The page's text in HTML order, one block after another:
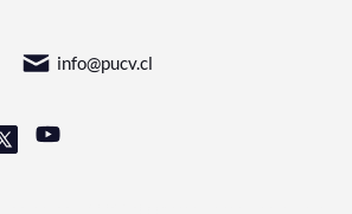
info@pucv.cl